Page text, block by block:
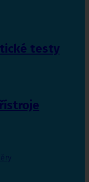
testy